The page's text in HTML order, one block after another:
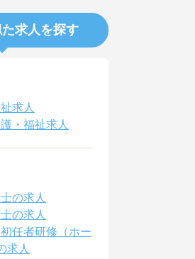
求人を探す
求人
・福祉求人
の求人
の求人
任者研修（ホー
求人